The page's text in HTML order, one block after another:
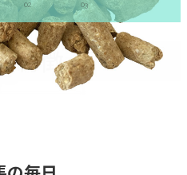
02 03
の特徴